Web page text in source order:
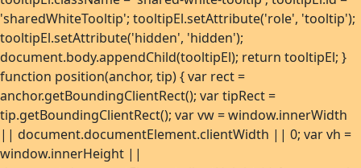
'sharedWhiteTooltip'; tooltipEl.setAttribute('role', 'tooltip');
tooltipEl.setAttribute('hidden', 'hidden');
document.body.appendChild(tooltipEl); return tooltipEl; }
function position(anchor, tip) { var rect =
anchor.getBoundingClientRect(); var tipRect =
tip.getBoundingClientRect(); var vw = window.innerWidth
|| document.documentElement.clientWidth || 0; var vh =
window.innerHeight ||